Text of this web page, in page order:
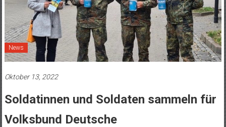
News
Oktober 13, 2022
Soldatinnen und Soldaten sammeln für
Volksbund Deutsche